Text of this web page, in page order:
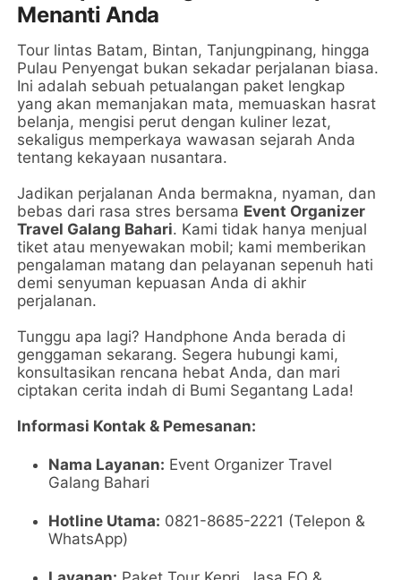
Menanti Anda
Tour lintas Batam, Bintan, Tanjungpinang, hingga
Pulau Penyengat bukan sekadar perjalanan biasa.
Ini adalah sebuah petualangan paket lengkap
yang akan memanjakan mata, memuaskan hasrat
belanja, mengisi perut dengan kuliner lezat,
sekaligus memperkaya wawasan sejarah Anda
tentang kekayaan nusantara.
Jadikan perjalanan Anda bermakna, nyaman, dan
bebas dari rasa stres bersama Event Organizer
Travel Galang Bahari. Kami tidak hanya menjual
tiket atau menyewakan mobil; kami memberikan
pengalaman matang dan pelayanan sepenuh hati
demi senyuman kepuasan Anda di akhir
perjalanan.
Tunggu apa lagi? Handphone Anda berada di
genggaman sekarang. Segera hubungi kami,
konsultasikan rencana hebat Anda, dan mari
ciptakan cerita indah di Bumi Segantang Lada!
Informasi Kontak & Pemesanan:
Nama Layanan: Event Organizer Travel
Galang Bahari
Hotline Utama: 0821-8685-2221 (Telepon &
WhatsApp)